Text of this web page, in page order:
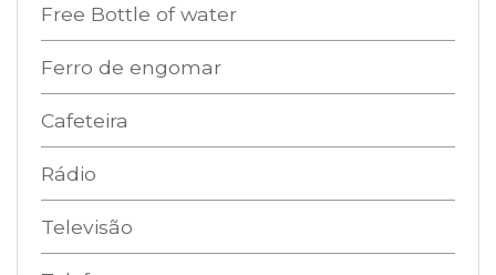
Free Bottle of water
Ferro de engomar
Cafeteira
Rádio
Televisão